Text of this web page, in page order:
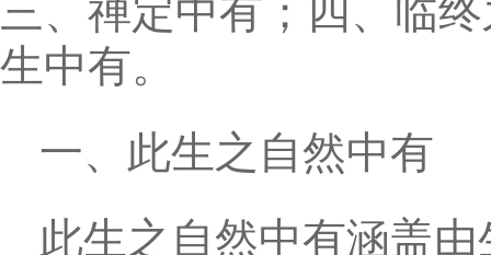
三、禅定中有；四、临
生中有。
一、此生之自然中有
此生之自然中有涵盖